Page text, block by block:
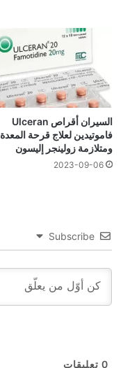
السيران أقراص Ulceran
فاموتيدين لعلاج قرحة المعدة
ومتلازمة زولينجر إليسون
2023-09-06
Subscribe
0 تعليقات